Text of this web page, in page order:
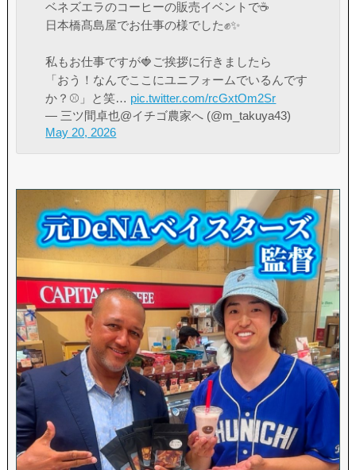
ベネズエラのコーヒーの販売イベントで☕️
日本橋髙島屋でお仕事の様でした✊✨
私もお仕事ですが🍓ご挨拶に行きましたら
「おう！なんでここにユニフォームでいるんです
か？⚾️」と笑… pic.twitter.com/rcGxtOm2Sr
— 三ツ間卓也@イチゴ農家へ (@m_takuya43)
May 20, 2026